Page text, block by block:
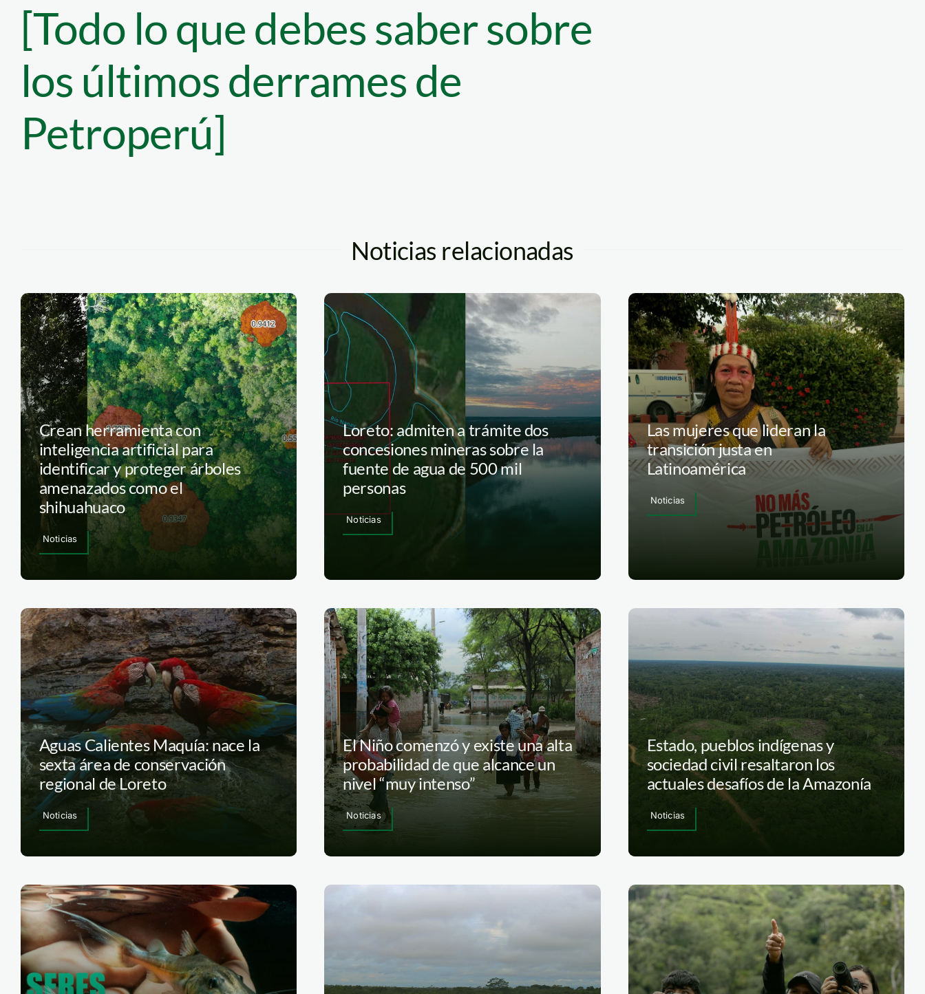
[Todo lo que debes saber sobre
los últimos derrames de
Petroperú]
Noticias relacionadas
Crean herramienta con
inteligencia artificial para
identificar y proteger árboles
amenazados como el
shihuahuaco
Noticias
Loreto: admiten a trámite dos
concesiones mineras sobre la
fuente de agua de 500 mil
personas
Noticias
Las mujeres que lideran la
transición justa en
Latinoamérica
Noticias
Aguas Calientes Maquía: nace la
sexta área de conservación
regional de Loreto
Noticias
El Niño comenzó y existe una alta
probabilidad de que alcance un
nivel “muy intenso”
Noticias
Estado, pueblos indígenas y
sociedad civil resaltaron los
actuales desafíos de la Amazonía
Noticias